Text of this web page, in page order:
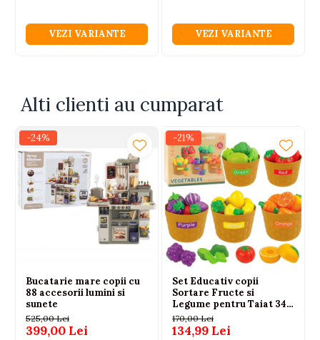
Cod produs: 10075
Bucati per carton: 24 bucati
VEZI VARIANTE VEZI VARIANTE
Alti clienti au cumparat
-24%
Bucatarie mare copii cu
88 accesorii lumini si
sunete
525,00 Lei
399,00 Lei
-21%
Set Educativ copii
Sortare Fructe si
Legume pentru Taiat 34
piese 3 ani+
170,00 Lei
134,99 Lei